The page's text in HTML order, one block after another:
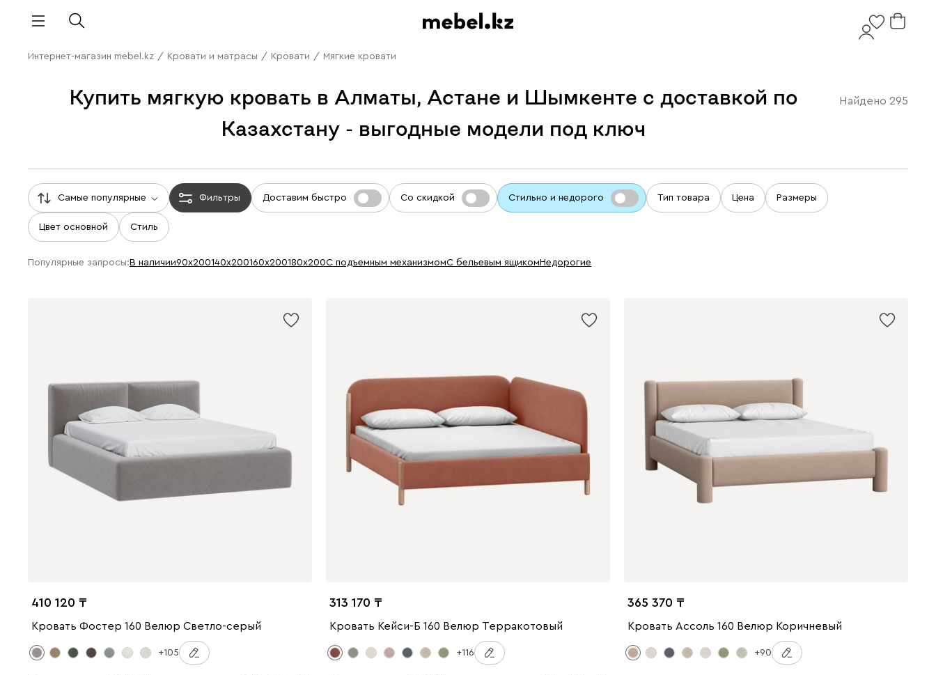
Интернет-магазин mebel.kz / Кровати и матрасы / Кровати / Мягкие кровати
Купить мягкую кровать в Алматы, Астане и Шымкенте с доставкой по
Казахстану - выгодные модели под ключ
Найдено 295
Самые популярные Фильтры Доставим быстро Со скидкой Стильно и недорого Тип товара Цена Размеры
Цвет основной Стиль
Популярные запросы: В наличии 90х200 140х200 160х200 180х200 с подъемным механизмом с бельевым ящиком недорогие
410 120
Кровать Фостер 160 Велюр Светло-серый
+105
313 170
Кровать Кейси-Б 160 Велюр Терракотовый
+116
365 370
Кровать Ассоль 160 Велюр Коричневый
+90